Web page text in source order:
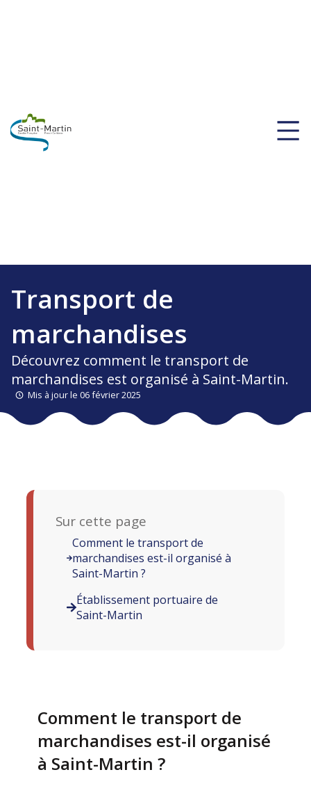
Transport de
marchandises
Découvrez comment le transport de
marchandises est organisé à Saint-Martin.
Mis à jour le 06 février 2025
Sur cette page
Comment le transport de
marchandises est-il organisé à
Saint-Martin ?
Établissement portuaire de
Saint-Martin
Comment le transport de
marchandises est-il organisé
à Saint-Martin ?